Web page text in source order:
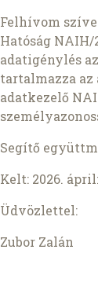
Felhívom
Hatóság NAIH/
adatigénylés
tartalmazza az
adatkezelő
Segítő
Kelt: 2026.
Üdvözlettel:
Zubor Zalán